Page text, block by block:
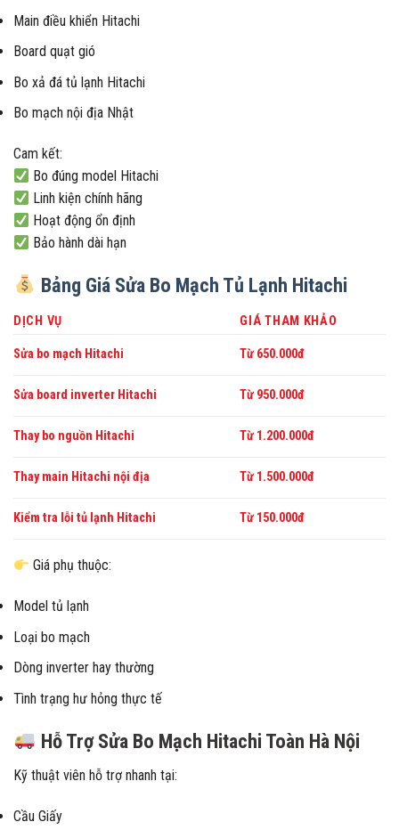
Main điều khiển Hitachi
Board quạt gió
Bo xả đá tủ lạnh Hitachi
Bo mạch nội địa Nhật
Cam kết:
Bo đúng model Hitachi
Linh kiện chính hãng
Hoạt động ổn định
Bảo hành dài hạn
Bảng Giá Sửa Bo Mạch Tủ Lạnh Hitachi
DỊCH VỤ GIÁ THAM KHẢO
Sửa bo mạch Hitachi Từ 650.000đ
Sửa board inverter Hitachi Từ 950.000đ
Thay bo nguồn Hitachi Từ 1.200.000đ
Thay main Hitachi nội địa Từ 1.500.000đ
Kiểm tra lỗi tủ lạnh Hitachi Từ 150.000đ
Giá phụ thuộc:
Model tủ lạnh
Loại bo mạch
Dòng inverter hay thường
Tình trạng hư hỏng thực tế
Hỗ Trợ Sửa Bo Mạch Hitachi Toàn Hà Nội
Kỹ thuật viên hỗ trợ nhanh tại:
Cầu Giấy